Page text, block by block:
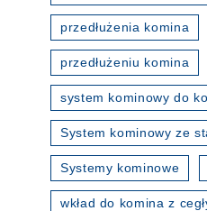
przedłużenia komina
przedłużeniu komina
system kominowy do
System kominowy ze
Systemy kominowe
wkład do komina z